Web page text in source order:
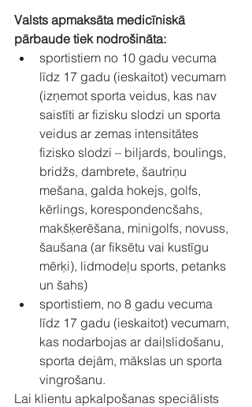
Valsts apmaksāta medicīniskā
pārbaude tiek nodrošināta:
sportistiem no 10 gadu vecuma
līdz 17 gadu (ieskaitot) vecumam
(izņemot sporta veidus, kas nav
saistīti ar fizisku slodzi un sporta
veidus ar zemas intensitātes
fizisko slodzi – biljards, boulings,
bridžs, dambrete, šautriņu
mešana, galda hokejs, golfs,
kērlings, korespondencšahs,
makšķerēšana, minigolfs, novuss,
šaušana (ar fiksētu vai kustīgu
mērķi), lidmodeļu sports, petanks
un šahs)
sportistiem, no 8 gadu vecuma
līdz 17 gadu (ieskaitot) vecumam,
kas nodarbojas ar daiļslidošanu,
sporta dejām, mākslas un sporta
vingrošanu.
Lai klientu apkalpošanas speciālists